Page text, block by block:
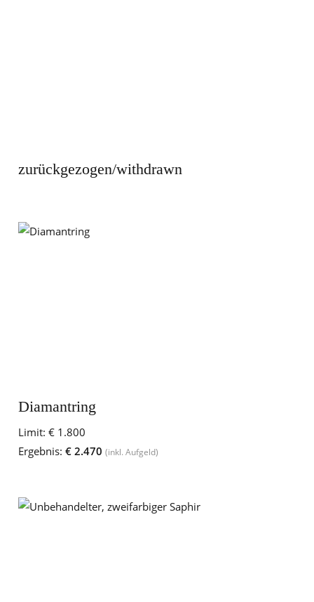
zurückgezogen/withdrawn
Diamantring
Limit: € 1.800
Ergebnis: € 2.470 (inkl. Aufgeld)